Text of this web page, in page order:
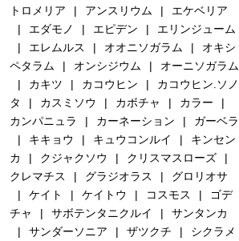
トロメリア
アンスリウム
エケベリア
エダモノ
エピデン
エリンジューム
エレムルス
オオニソガラム
オキシ
ペタラム
オンシジウム
オーニソガラム
カキツ
カコウヒン
カコウヒン.ソノ
タ
カスミソウ カボチャ
カラー
カンパニュラ
カーネーション
ガーベラ
キキョウ
キュウコンルイ
キンセン
カ
クジャクソウ
クリスマスローズ
クレマチス
グラジオラス
グロリオサ
ケイト
ケイトウ コスモス
ゴデ
チャ
サボテンタニクルイ
サンタンカ
サンダーソニア
ザツクチ
シクラメ